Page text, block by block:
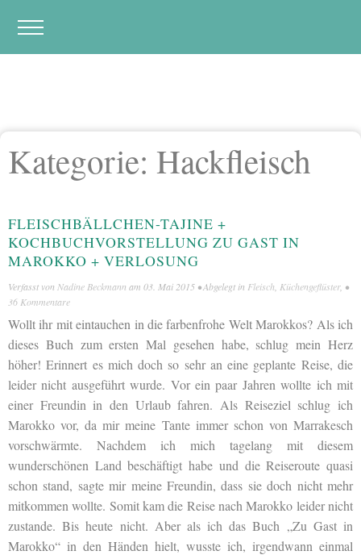
Kategorie: Hackfleisch
FLEISCHBÄLLCHEN-TAJINE +
KOCHBUCHVORSTELLUNG ZU GAST IN
MAROKKO + VERLOSUNG
Verfasst von Nadine Beckmann am 03. Mai 2015 • Abgelegt in Fleisch Küchengeflüster, •
36 Kommentare
Wollt ihr mit eintauchen in die farbenfrohe Welt Marokkos? Als ich
dieses Buch zum ersten Mal gesehen habe, schlug mein Herz
höher! Erinnert es mich doch so sehr an eine geplante Reise, die
leider nicht ausgeführt wurde. Vor ein paar Jahren wollte ich mit
einer Freundin in den Urlaub fahren. Als Reiseziel schlug ich
Marokko vor, da mir meine Tante immer schon von Marrakesch
vorschwärmte. Nachdem ich mich tagelang mit diesem
wunderschönen Land beschäftigt habe und die Reiseroute quasi
schon stand, sagte mir meine Freundin, dass sie doch nicht mehr
mitkommen wollte. Somit kam die Reise nach Marokko leider nicht
zustande. Bis heute nicht. Aber als ich das Buch „Zu Gast in
Marokko“ in den Händen hielt, wusste ich, irgendwann einmal